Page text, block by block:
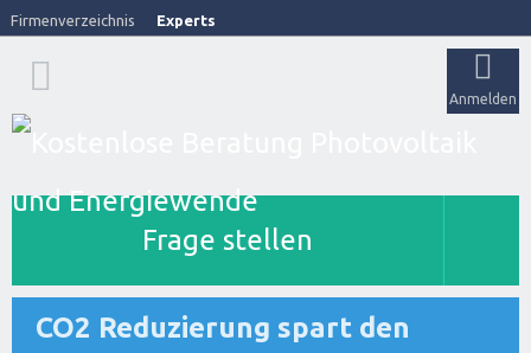
Firmenverzeichnis Experts
Anmelden
Frage stellen
CO2 Reduzierung spart den